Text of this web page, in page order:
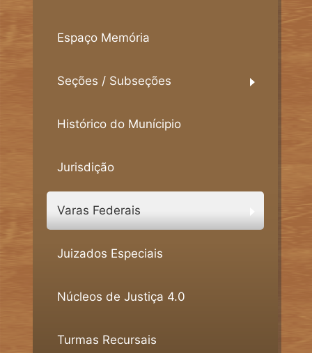
Espaço Memória
Seções / Subseções
Histórico do Munícipio
Jurisdição
Varas Federais
Juizados Especiais
Núcleos de Justiça 4.0
Turmas Recursais